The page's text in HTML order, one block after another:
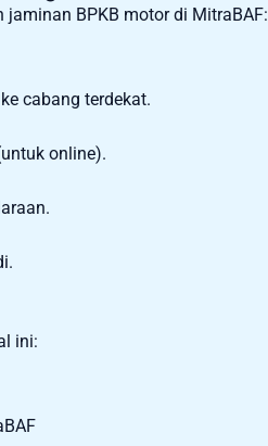
BPKB motor di MitraBAF:
cabang terdekat.
online).
ini: